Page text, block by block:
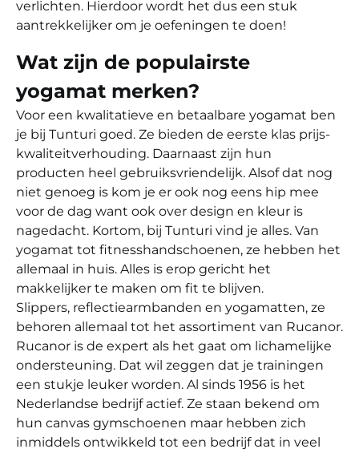
verlichten. Hierdoor wordt het dus een stuk
aantrekkelijker om je oefeningen te doen!
Wat zijn de populairste
yogamat merken?
Voor een kwalitatieve en betaalbare yogamat ben
je bij Tunturi goed. Ze bieden de eerste klas prijs-
kwaliteitverhouding. Daarnaast zijn hun
producten heel gebruiksvriendelijk. Alsof dat nog
niet genoeg is kom je er ook nog eens hip mee
voor de dag want ook over design en kleur is
nagedacht. Kortom, bij Tunturi vind je alles. Van
yogamat tot fitnesshandschoenen, ze hebben het
allemaal in huis. Alles is erop gericht het
makkelijker te maken om fit te blijven.
Slippers, reflectiearmbanden en yogamatten, ze
behoren allemaal tot het assortiment van Rucanor.
Rucanor is de expert als het gaat om lichamelijke
ondersteuning. Dat wil zeggen dat je trainingen
een stukje leuker worden. Al sinds 1956 is het
Nederlandse bedrijf actief. Ze staan bekend om
hun canvas gymschoenen maar hebben zich
inmiddels ontwikkeld tot een bedrijf dat in veel